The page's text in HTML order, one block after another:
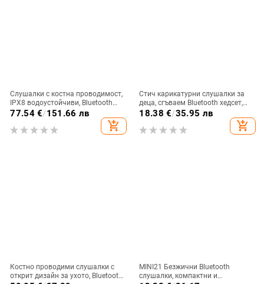
Слушалки с костна проводимост,
IPX8 водоустойчиви, Bluetooth
5.3, обхват до 10 m, време за
77.54€/151.66 лв
add_shopping_cart
Стич карикатурни слушалки за
деца, сгъваем Bluetooth хедсет,
глава-монтаж, стерео звук, BT 5.0
18.38 €/35.95 лв
add_shopping_cart
Костно проводими слушалки с
открит дизайн за ухото, Bluetooth
MINI21 Безжични Bluetooth
слушалки, компактни и